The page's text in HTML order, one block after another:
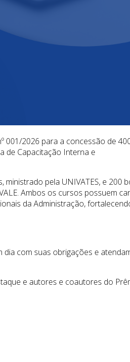
001/2026 para a concessão de
de Capacitação Interna e
pela UNIVATES, e 200
Ambos os cursos possuem
da Administração,
dia com suas obrigações e
e autores e coautores do